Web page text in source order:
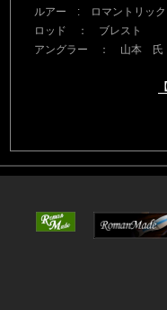
ルアー : ロマントリッ
ロッド ： ブレスト
アングラー ： 山本 氏